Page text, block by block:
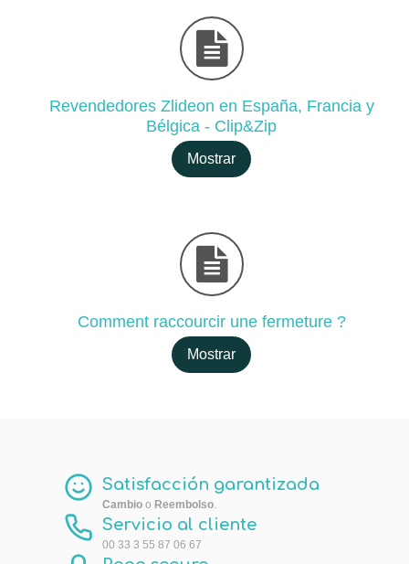
Revendedores Zlideon en España, Francia y
Bélgica - Clip&Zip
Mostrar
Comment raccourcir une fermeture ?
Mostrar
Satisfacción garantizada
Cambio o Reembolso.
Servicio al cliente
00 33 3 55 87 06 67